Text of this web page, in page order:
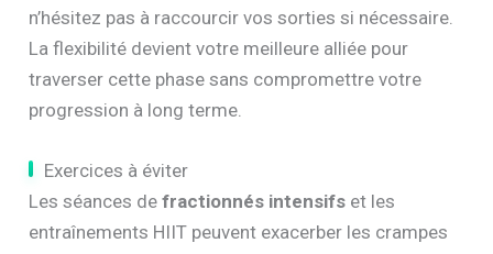
n’hésitez pas à raccourcir vos sorties si nécessaire.
La flexibilité devient votre meilleure alliée pour
traverser cette phase sans compromettre votre
progression à long terme.
Exercices à éviter
Les séances defractionnés intensifs et les
entraînements HIIT peuvent exacerber les crampes